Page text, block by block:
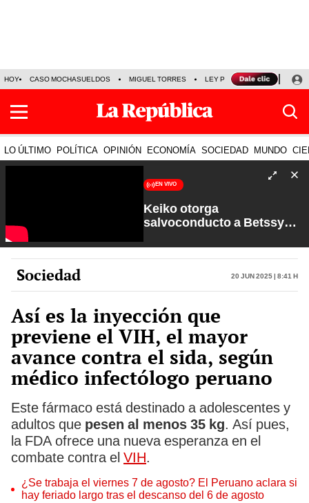
HOY CASO MOCHASUELDOS MIGUEL TORRES LEY PULPÍN PRECIO DEL
LO ÚLTIMO POLÍTICA OPINIÓN ECONOMÍA SOCIEDAD MUNDO
EN VIVO
Keiko otorga
salvoconducto a Betssy
Petroperú | Sin Guion con
Rosa María Palacios
Sociedad 20 Jun 2025 | 8:41 h
Así es la inyección que
previene el VIH, el mayor
avance contra el sida, según
médico infectólogo peruano
Este fármaco está destinado a adolescentes y
adultos que pesen al menos 35 kg. Así pues,
la FDA ofrece una nueva esperanza en el
combate contra el VIH.
¿Se trabaja el viernes 7 de agosto? El Peruano aclara si
hay feriado largo tras el descanso del 6 de agosto